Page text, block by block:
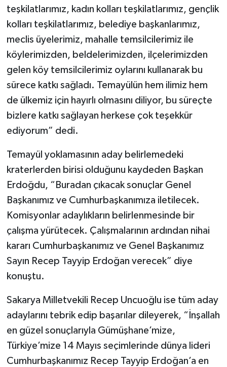
teşkilatlarımız, kadın kolları teşkilatlarımız, gençlik
kolları teşkilatlarımız, belediye başkanlarımız,
meclis üyelerimiz, mahalle temsilcilerimiz ile
köylerimizden, beldelerimizden, ilçelerimizden
gelen köy temsilcilerimiz oylarını kullanarak bu
sürece katkı sağladı. Temayülün hem ilimiz hem
de ülkemiz için hayırlı olmasını diliyor, bu süreçte
bizlere katkı sağlayan herkese çok teşekkür
ediyorum” dedi.
Temayül yoklamasının aday belirlemedeki
kraterlerden birisi olduğunu kaydeden Başkan
Erdoğdu, “Buradan çıkacak sonuçlar Genel
Başkanımız ve Cumhurbaşkanımıza iletilecek.
Komisyonlar adaylıkların belirlenmesinde bir
çalışma yürütecek. Çalışmalarının ardından nihai
kararı Cumhurbaşkanımız ve Genel Başkanımız
Sayın Recep Tayyip Erdoğan verecek” diye
konuştu.
Sakarya Milletvekili Recep Uncuoğlu ise tüm aday
adaylarını tebrik edip başarılar dileyerek, “İnşallah
en güzel sonuçlarıyla Gümüşhane’mize,
Türkiye’mize 14 Mayıs seçimlerinde dünya lideri
Cumhurbaşkanımız Recep Tayyip Erdoğan’a en